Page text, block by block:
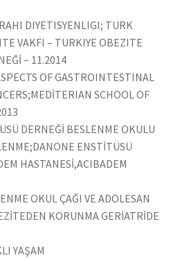
DIYETISYENLIGI; TURK
VAKFI – TURKIYE OBEZITE
– 11.2014
OF GASTROINTESTINAL
SCHOOL OF
DERNEĞİ BESLENME OKULU
ENSTİTÜSÜ
HASTANESİ,ACIBADEM
OKUL ÇAĞI VE ADOLESAN
KORUNMA GERİATRİDE
YAŞAM